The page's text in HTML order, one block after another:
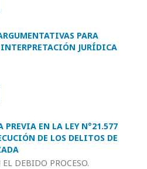
PARA
INTERPRETACIÓN JURÍDICA
PREVIA EN LA LEY N°21.577
DE LOS DELITOS DE
DEBIDO PROCESO.